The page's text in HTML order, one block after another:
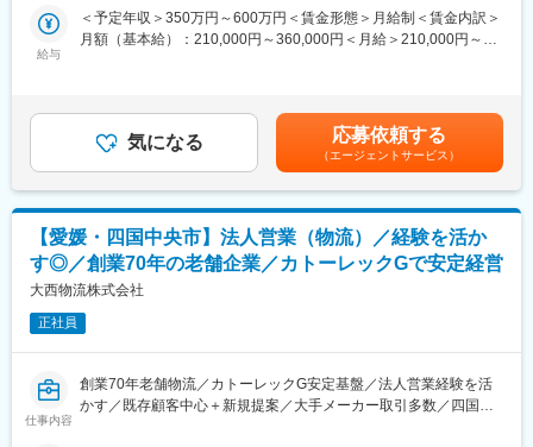
中、四国のインフラを支える当社では、地域とともに成長し、
「訪れたい・暮らしたいと感じる、にぎわいとおもてなしにあふ
働き方においては年間休日120日、長期休暇も充実しており、平
均月残業は15.6時間、有給休暇平均取得率は87.9％と平均よりも
高い水準で社員の長期就業に向けた環境整備が整っています。
《3》事業成長に向けた取り組み
ホテル事業やバス事業・不動産事業等、グループの総合力を活か
して様々な事業展開に取り組んでおり、主力となる鉄道事業にお
いては、ダイヤ改正やチケットアプリ導入による利便性の向上、
ICTも活用した省力化・省人化を図ることで更なる事業拡大を目指
しています。
センターの技術者として活躍して頂く可能性もあります。
・軌道・土木工事の発注、施工監理業務（施工会社の監理）
＜計画部門（保線課、工事課）＞
・線路設備、土木構造物の維持管理や設備更新に関する計画策定
＜土木技術センター＞
・本四予讃線（瀬戸大橋）の橋体設備管理
・工事積算
・橋りょう、トンネル個別検査 など
■当社の特徴：
鉄道事業を中心にグループ全社を挙げ、四国地域の活性化や観光
振興による交流人口の拡大に積極的に取り組み、地域社会に信頼
され親しまれる企業を目指しています。
将来にわたって四国の鉄道ネットワークを維持することや、四国
給与
＜予定年収＞350万円～600万円＜賃金形態＞月給制＜賃金内訳＞
月額（基本給）：210,000円～360,000円＜月給＞210,000円～
金額であり、選考を通じて上下する可能性があります。月給(月額)
は固定手当を含めた表記です。
気になる 応募依頼する
（エージェントサービス）
【愛媛・四国中央市】法人営業（物流）／経験を活か
す◎／創業70年の老舗企業／カトーレックGで安定経営
大西物流株式会社
正社員
仕事内容
創業70年老舗物流／カトーレックG安定基盤／法人営業経験を活
かす／既存顧客中心＋新規提案／大手メーカー取引多数／四国発